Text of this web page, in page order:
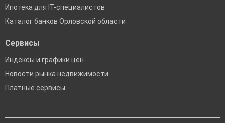
Ипотека для IT-специалистов
Каталог банков Орловской области
Сервисы
Индексы и графики цен
Новости рынка недвижимости
Платные сервисы